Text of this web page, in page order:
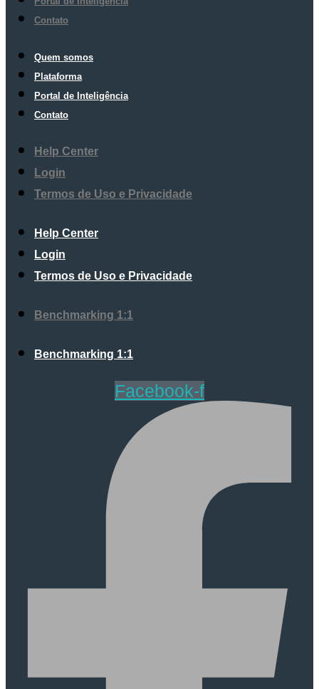
Contato
Quem somos
Plataforma
Portal de Inteligência
Contato
Help Center
Login
Termos de Uso e Privacidade
Help Center
Login
Termos de Uso e Privacidade
Benchmarking 1:1
Benchmarking 1:1
Facebook-f